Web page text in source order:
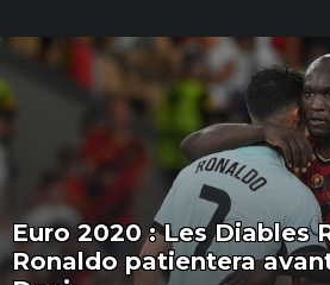
Euro 2020 : Les Diables
Ronaldo patientera